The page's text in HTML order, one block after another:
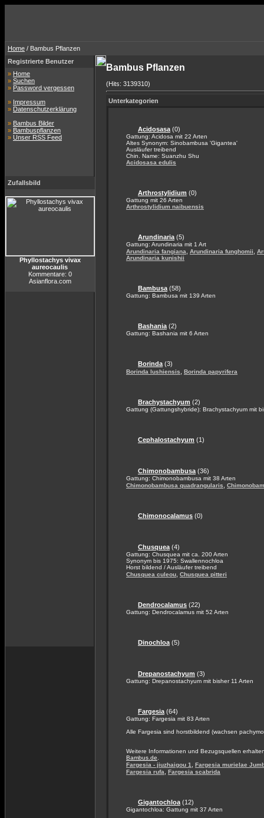
Home / Bambus Pflanzen
Registrierte Benutzer
» Home
» Suchen
» Password vergessen
» Impressum
» Datenschutzerklärung
» Bambus Bilder
» Bambuspflanzen
» Unser RSS Feed
Zufallsbild
Phyllostachys vivax
aureocaulis
Kommentare: 0
Asianflora.com
Bambus Pflanzen
(Hits: 3139310)
Unterkategorien
Acidosasa (0)
Gattung: Acidosa mit 22 Arten
Altes Synonym: Sinobambusa 'Gigantea'
Ausläufer treibend
Chin. Name: Suanzhu Shu
Acidosasa edulis
Arthrostylidium (0)
Gattung mit 26 Arten
Arthrostylidium naibuensis
Arundinaria (5)
Gattung: Arundinaria mit 1 Art
Arundinaria fangiana
Arundinaria funghomii
Arundinaria kunishii
Bambusa (58)
Gattung: Bambusa mit 139 Arten
Bashania (2)
Gattung: Bashania mit 6 Arten
Borinda (3)
Borinda lushiensis Borinda papyrifera
Brachystachyum (2)
Gattung (Gattungshybride): Brachystachyum mit
Cephalostachyum (1)
Chimonobambusa (36)
Gattung: Chimonobambusa mit 38 Arten
Chimonobambusa quadrangularis
Chimonocalamus (0)
Chusquea (4)
Gattung: Chusquea mit ca. 200 Arten
Synonym bis 1975: Swallennochloa
Horst bildend / Ausläufer treibend
Chusquea culeou Chusquea pitteri
Dendrocalamus (22)
Gattung: Dendrocalamus mit 52 Arten
Dinochloa (5)
Drepanostachyum (3)
Gattung: Drepanostachyum mit bisher 11 Arten
Fargesia (64)
Gattung: Fargesia mit 83 Arten
Alle Fargesia sind horstbildend (wachsen
Weitere Informationen und Bezugsquellen
Bambus.de
Fargesia - jiuzhaigou 1
Fargesia murielae
Fargesia rufa
Fargesia scabrida
Gigantochloa (12)
Gigantochloa: Gattung mit 37 Arten